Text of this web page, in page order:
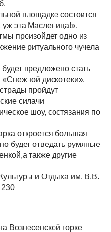
площадке состоится
уж эта Масленица!».
произойдет одно из
ритуального чучела
предложено стать
«Снежной дискотеки».
пройдут
силачи
шоу, состязания по
откроется большая
будет отведать румяные
также другие
и Отдыха им. В.В.
230
Вознесенской горке.